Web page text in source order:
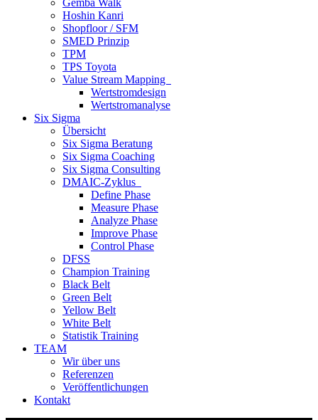
Gemba Walk
Hoshin Kanri
Shopfloor / SFM
SMED Prinzip
TPM
TPS Toyota
Value Stream Mapping
Wertstromdesign
Wertstromanalyse
Six Sigma
Übersicht
Six Sigma Beratung
Six Sigma Coaching
Six Sigma Consulting
DMAIC-Zyklus
Define Phase
Measure Phase
Analyze Phase
Improve Phase
Control Phase
DFSS
Champion Training
Black Belt
Green Belt
Yellow Belt
White Belt
Statistik Training
TEAM
Wir über uns
Referenzen
Veröffentlichungen
Kontakt